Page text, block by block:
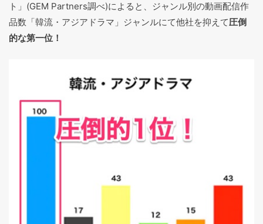
ト」(GEM Partners調べ)によると、ジャンル別の動画配信作
品数「韓流・アジアドラマ」ジャンルにて他社を抑えて圧倒
的な第一位！